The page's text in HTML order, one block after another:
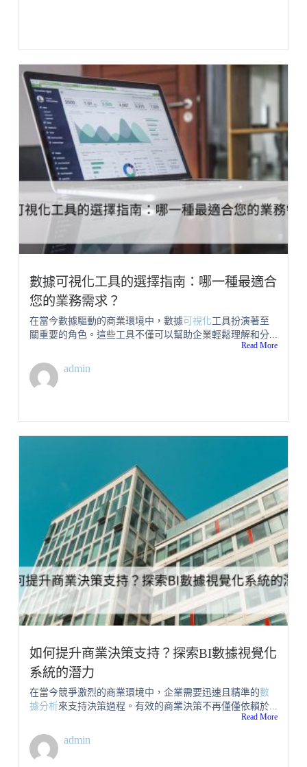
數據可視化工具的選擇指南：哪一種最適合
您的業務需求？
在當今數據驅動的商業環境中，數據可視化工具扮演著至
關重要的角色。這些工具不僅可以幫助企業輕鬆理解和分...
Read More
admin
如何提升商業決策支持？探索BI數據視覺化
系統的潛力
在當今競爭激烈的商業環境中，企業需要迅速且精準的數
據分析來支持決策過程。有效的商業決策不再僅僅依賴於...
Read More
admin